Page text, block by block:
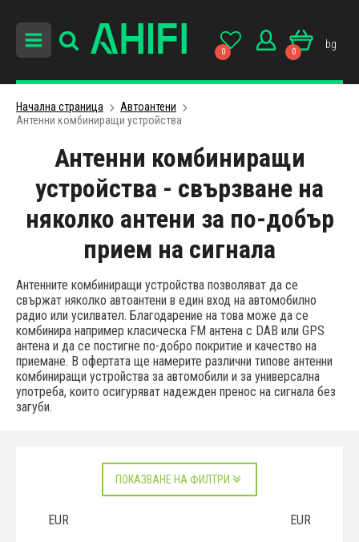
0 0
bg
Начална страница
Автоантени
Антенни комбиниращи устройства
Антенни комбиниращи
устройства - свързване на
няколко антени за по-добър
прием на сигнала
Антенните комбиниращи устройства позволяват да се
свържат няколко автоантени в един вход на автомобилно
радио или усилвател. Благодарение на това може да се
комбинира например класическа FM антена с DAB или GPS
антена и да се постигне по-добро покритие и качество на
приемане. В офертата ще намерите различни типове антенни
комбиниращи устройства за автомобили и за универсална
употреба, които осигуряват надежден пренос на сигнала без
загуби.
ПОКАЗВАНЕ НА ФИЛТРИ
EUR EUR